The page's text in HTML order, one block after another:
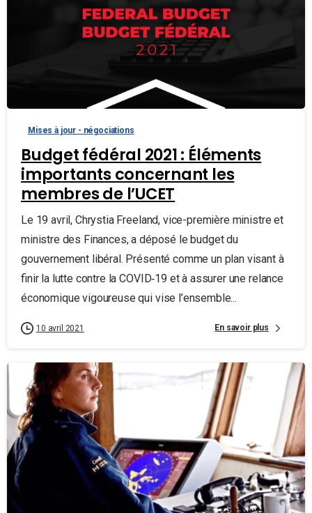
Mises à jour - négociations
Budget fédéral 2021 : Éléments
importants concernant les
membres de l’UCET
Le 19 avril, Chrystia Freeland, vice-première ministre et
ministre des Finances, a déposé le budget du
gouvernement libéral. Présenté comme un plan visant à
finir la lutte contre la COVID‑19 et à assurer une relance
économique vigoureuse qui vise l’ensemble...
10 avril 2021 En savoir plus